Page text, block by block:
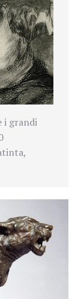
i grandi